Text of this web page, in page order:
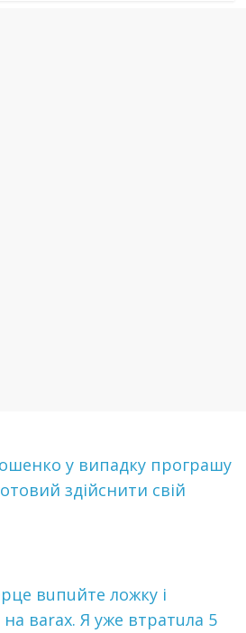
у випадку програшу
здійснити свій
вuпuйте ложку і
на ваrах. Я уже втpатuла 5